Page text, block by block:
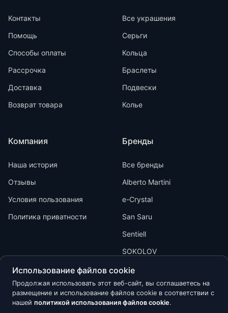
Контакты
Помощь
Способы оплаты
Рассрочка
Доставка
Возврат товара
Компания
Наша история
Отзывы
Условия пользования
Политика приватности
Все украшения
Серьги
Кольца
Браслеты
Подвески
Колье
Бренды
Все бренды
Alberto Martini
e-Crystal
San Saru
Sentiell
SOKOLOV
Использование файлов cookie
Продолжая использовать этот веб-сайт, вы соглашаетесь на
размещение и использование файлов cookie в соответствии с
нашей политикой использования файлов cookie.